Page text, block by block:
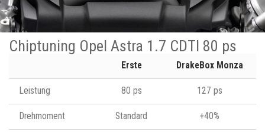
Chiptuning Opel Astra 1.7 CDTI 80 ps
Erste DrakeBox Monza
Leistung 80 ps 127 ps
Drehmoment Standard +40%